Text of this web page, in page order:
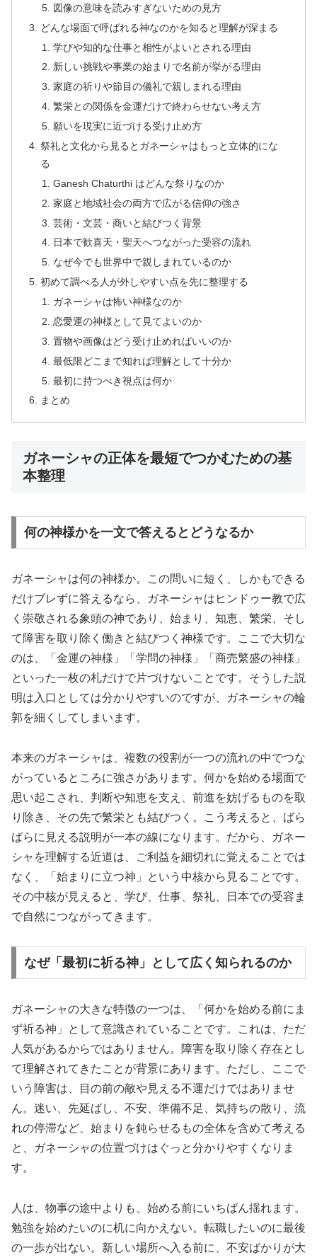
図像の意味を読みすぎないための見方
どんな場面で呼ばれる神なのかを知ると理解が深まる
学びや知的な仕事と相性がよいとされる理由
新しい挑戦や事業の始まりで名前が挙がる理由
家庭の祈りや節目の儀礼で親しまれる理由
繁栄との関係を金運だけで終わらせない考え方
願いを現実に近づける受け止め方
祭礼と文化から見るとガネーシャはもっと立体的にな
る
Ganesh Chaturthi はどんな祭りなのか
家庭と地域社会の両方で広がる信仰の強さ
芸術・文芸・商いと結びつく背景
日本で歓喜天・聖天へつながった受容の流れ
なぜ今でも世界中で親しまれているのか
初めて調べる人が外しやすい点を先に整理する
ガネーシャは怖い神様なのか
恋愛運の神様として見てよいのか
置物や画像はどう受け止めればいいのか
最低限どこまで知れば理解として十分か
最初に持つべき視点は何か
まとめ
ガネーシャの正体を最短でつかむための基
本整理
何の神様かを一文で答えるとどうなるか
ガネーシャは何の神様か。この問いに短く、しかもできる
だけブレずに答えるなら、ガネーシャはヒンドゥー教で広
く崇敬される象頭の神であり、始まり、知恵、繁栄、そし
て障害を取り除く働きと結びつく神様です。ここで大切な
のは、「金運の神様」「学問の神様」「商売繁盛の神様」
といった一枚の札だけで片づけないことです。そうした説
明は入口としては分かりやすいのですが、ガネーシャの輪
郭を細くしてしまいます。
本来のガネーシャは、複数の役割が一つの流れの中でつな
がっているところに強さがあります。何かを始める場面で
思い起こされ、判断や知恵を支え、前進を妨げるものを取
り除き、その先で繁栄とも結びつく。こう考えると、ばら
ばらに見える説明が一本の線になります。だから、ガネー
シャを理解する近道は、ご利益を細切れに覚えることでは
なく、「始まりに立つ神」という中核から見ることです。
その中核が見えると、学び、仕事、祭礼、日本での受容ま
で自然につながってきます。
なぜ「最初に祈る神」として広く知られるのか
ガネーシャの大きな特徴の一つは、「何かを始める前にま
ず祈る神」として意識されていることです。これは、ただ
人気があるからではありません。障害を取り除く存在とし
て理解されてきたことが背景にあります。ただし、ここで
いう障害は、目の前の敵や見える不運だけではありませ
ん。迷い、先延ばし、不安、準備不足、気持ちの散り、流
れの停滞など、始まりを鈍らせるもの全体を含めて考える
と、ガネーシャの位置づけはぐっと分かりやすくなりま
す。
人は、物事の途中よりも、始める前にいちばん揺れます。
勉強を始めたいのに机に向かえない。転職したいのに最後
の一歩が出ない。新しい場所へ入る前に、不安ばかりが大